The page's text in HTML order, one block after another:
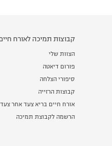
קבוצות תמיכה לאורח
הצוות שלי
פורום דיאטה
סיפורי הצלחה
קבוצות הרזייה
אורח חיים בריא צעד אחר צעד
הרשמה לקבוצת תמיכה